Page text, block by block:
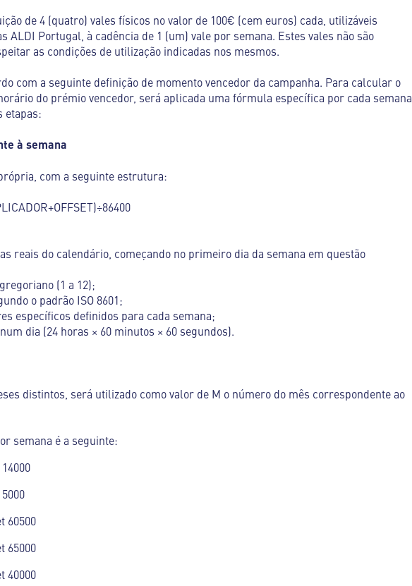
de 4 (quatro) vales físicos no valor de 100€ (cem euros) cada, utilizáveis
ALDI Portugal, à cadência de 1 (um) vale por semana. Estes vales não são
as condições de utilização indicadas nos mesmos.
com a seguinte definição de momento vencedor da campanha. Para calcular o
do prémio vencedor, será aplicada uma fórmula específica por cada semana
etapas:
à semana
com a seguinte estrutura:
reais do calendário, começando no primeiro dia da semana em questão
(1 a 12);
o padrão ISO 8601;
específicos definidos para cada semana;
dia (24 horas × 60 minutos × 60 segundos).
distintos, será utilizado como valor de M o número do mês correspondente ao
semana é a seguinte:
60500
65000
40000